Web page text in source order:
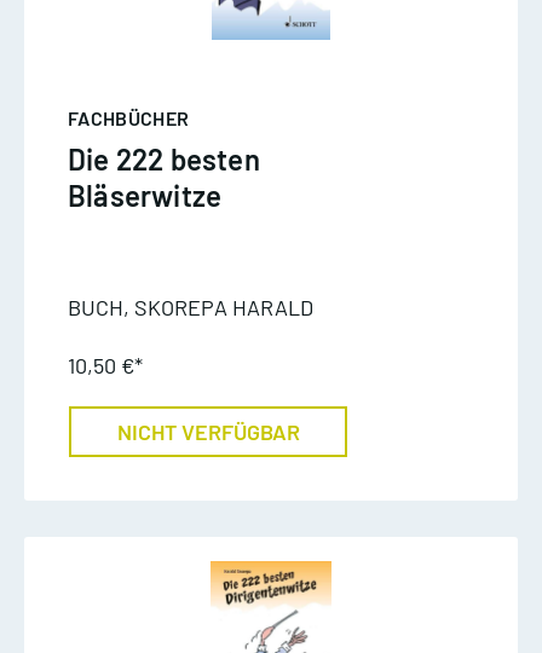
FACHBÜCHER
Die 222 besten
Bläserwitze
BUCH, SKOREPA HARALD
10,50 €*
NICHT VERFÜGBAR